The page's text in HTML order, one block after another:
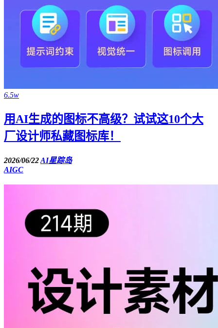
6.5w
用AI生成的图标不高级？试试这10个大
厂设计师私藏图标库！
2026/06/22AI星踪岛
AIGC